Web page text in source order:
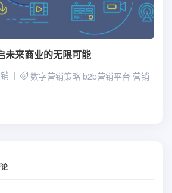
未来商业的无限可能
数字营销策略 b2b营销平台 营销